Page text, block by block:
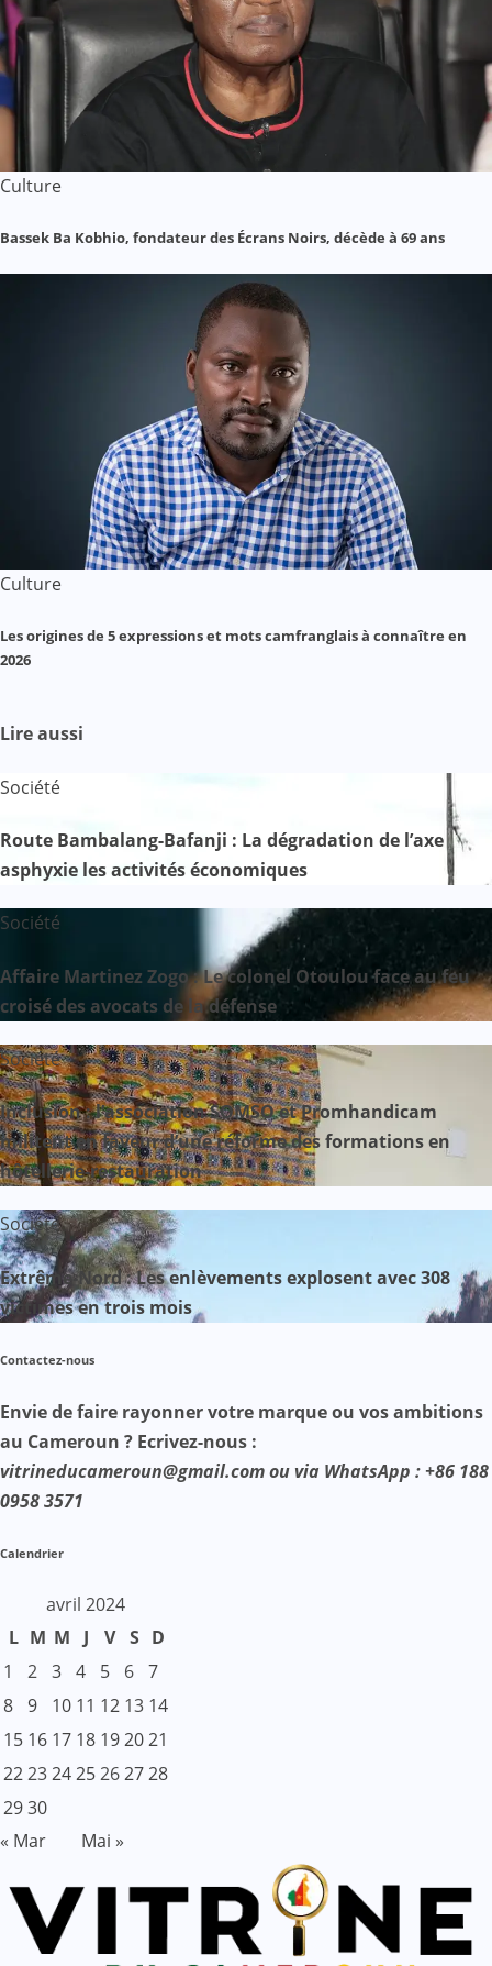
Culture
Bassek Ba Kobhio, fondateur des Écrans Noirs, décède à 69 ans
Culture
Les origines de 5 expressions et mots camfranglais à connaître en
2026
Lire aussi
Société
Route Bambalang-Bafanji : La dégradation de l’axe
asphyxie les activités économiques
Société
Affaire Martinez Zogo : Le colonel Otoulou face au feu
croisé des avocats de la défense
Société
Inclusion : l’association SOMSO et Promhandicam
militent en faveur d’une réforme des formations en
hôtellerie-restauration
Société
Extrême-Nord : Les enlèvements explosent avec 308
victimes en trois mois
Contactez-nous
Envie de faire rayonner votre marque ou vos ambitions
au Cameroun ? Ecrivez-nous :
vitrineducameroun@gmail.com ou via WhatsApp : +86 188
0958 3571
Calendrier
avril 2024
L M M J V S D
1
2 3 4 5 6 7
8 9 10 11 12 13 14
15 16 17 18 192021
22232425262728
2930
« Mar
Mai »